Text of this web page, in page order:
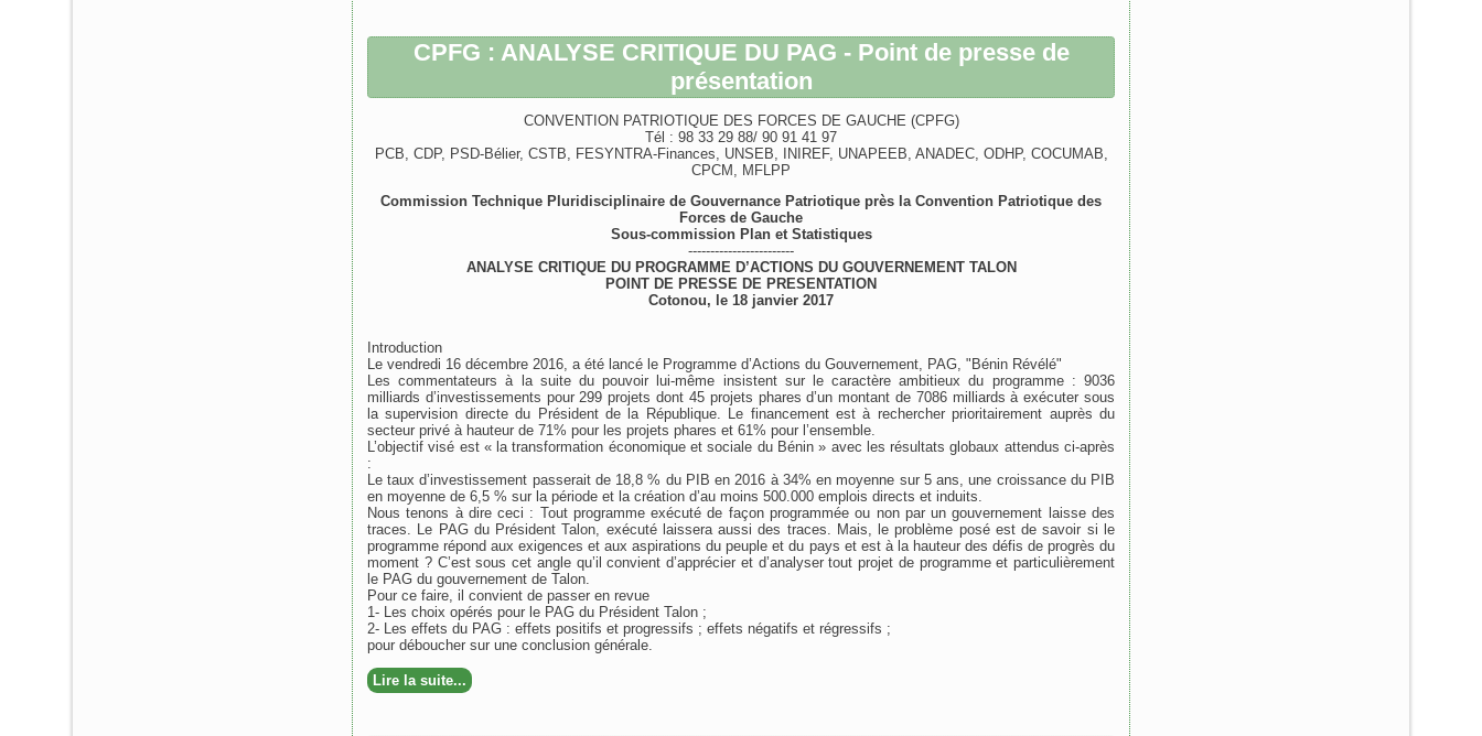
CPFG : ANALYSE CRITIQUE DU PAG - Point de presse de
présentation
CONVENTION PATRIOTIQUE DES FORCES DE GAUCHE (CPFG)
Tél : 98 33 29 88/ 90 91 41 97
PCB, CDP, PSD-Bélier, CSTB, FESYNTRA-Finances, UNSEB, INIREF, UNAPEEB, ANADEC, ODHP, COCUMAB,
CPCM, MFLPP
Commission Technique Pluridisciplinaire de Gouvernance Patriotique près la Convention Patriotique des
Forces de Gauche
Sous-commission Plan et Statistiques
------------------------
ANALYSE CRITIQUE DU PROGRAMME D’ACTIONS DU GOUVERNEMENT TALON
POINT DE PRESSE DE PRESENTATION
Cotonou, le 18 janvier 2017
Introduction
Le vendredi 16 décembre 2016, a été lancé le Programme d’Actions du Gouvernement, PAG, "Bénin Révélé"
Les commentateurs à la suite du pouvoir lui-même insistent sur le caractère ambitieux du programme : 9036
milliards d’investissements pour 299 projets dont 45 projets phares d’un montant de 7086 milliards à exécuter sous
la supervision directe du Président de la République. Le financement est à rechercher prioritairement auprès du
secteur privé à hauteur de 71% pour les projets phares et 61% pour l’ensemble.
L’objectif visé est « la transformation économique et sociale du Bénin » avec les résultats globaux attendus ci-après
:
Le taux d’investissement passerait de 18,8 % du PIB en 2016 à 34% en moyenne sur 5 ans, une croissance du PIB
en moyenne de 6,5 % sur la période et la création d’au moins 500.000 emplois directs et induits.
Nous tenons à dire ceci : Tout programme exécuté de façon programmée ou non par un gouvernement laisse des
traces. Le PAG du Président Talon, exécuté laissera aussi des traces. Mais, le problème posé est de savoir si le
programme répond aux exigences et aux aspirations du peuple et du pays et est à la hauteur des défis de progrès du
moment ? C’est sous cet angle qu’il convient d’apprécier et d’analyser tout projet de programme et particulièrement
le PAG du gouvernement de Talon.
Pour ce faire, il convient de passer en revue
1- Les choix opérés pour le PAG du Président Talon ;
2- Les effets du PAG : effets positifs et progressifs ; effets négatifs et régressifs ;
pour déboucher sur une conclusion générale.
Lire la suite...